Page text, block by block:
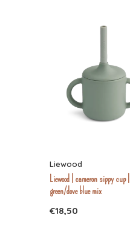
Liewood
Liewood | cameron sippy cup
green/dove blue mix
€18,50